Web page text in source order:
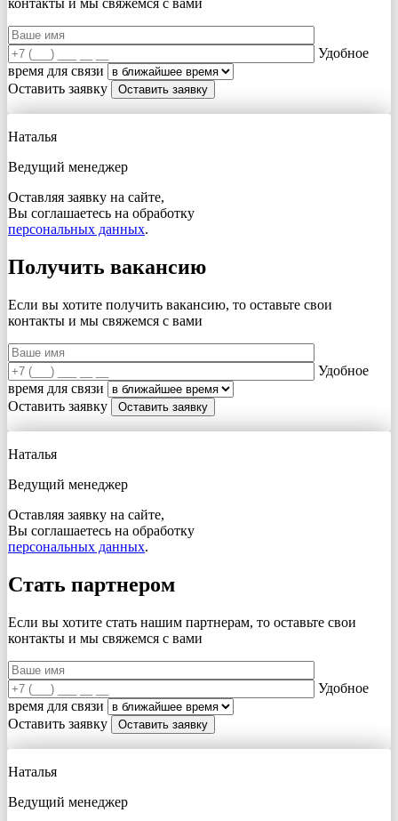
контакты и мы свяжемся с вами
Удобное
время для связи
Оставить заявку
Наталья
Ведущий менеджер
Оставляя заявку на сайте,
Вы соглашаетесь на обработку
персональных данных.
Получить вакансию
Если вы хотите получить вакансию, то оставьте свои
контакты и мы свяжемся с вами
Удобное
время для связи
Оставить заявку
Наталья
Ведущий менеджер
Оставляя заявку на сайте,
Вы соглашаетесь на обработку
персональных данных.
Стать партнером
Если вы хотите стать нашим партнерам, то оставьте свои
контакты и мы свяжемся с вами
Удобное
время для связи
Оставить заявку
Наталья
Ведущий менеджер